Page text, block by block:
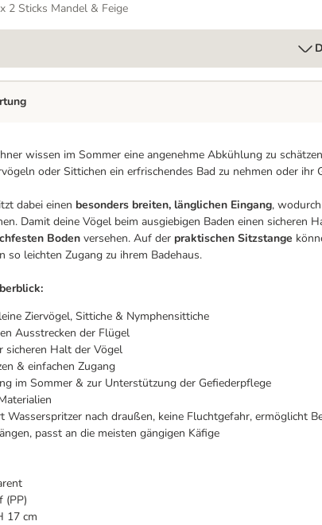
2 Sticks Mandel & Feige
wissen im Sommer eine angenehme Abkühlung zu
oder Sittichen ein erfrischendes Bad zu nehmen oder ihr
dabei einen besonders breiten, länglichen Eingang,
Damit deine Vögel beim ausgiebigen Baden einen sicheren
Boden versehen. Auf der praktischen Sitzstange
so leichten Zugang zu ihrem Badehaus.
Ziervögel, Sittiche & Nymphensittiche
Ausstrecken der Flügel
sicheren Halt der Vögel
& einfachen Zugang
im Sommer & zur Unterstützung der Gefiederpflege
Wasserspritzer nach draußen, keine Fluchtgefahr, ermöglicht
passt an die meisten gängigen Käfige
(PP)
17 cm